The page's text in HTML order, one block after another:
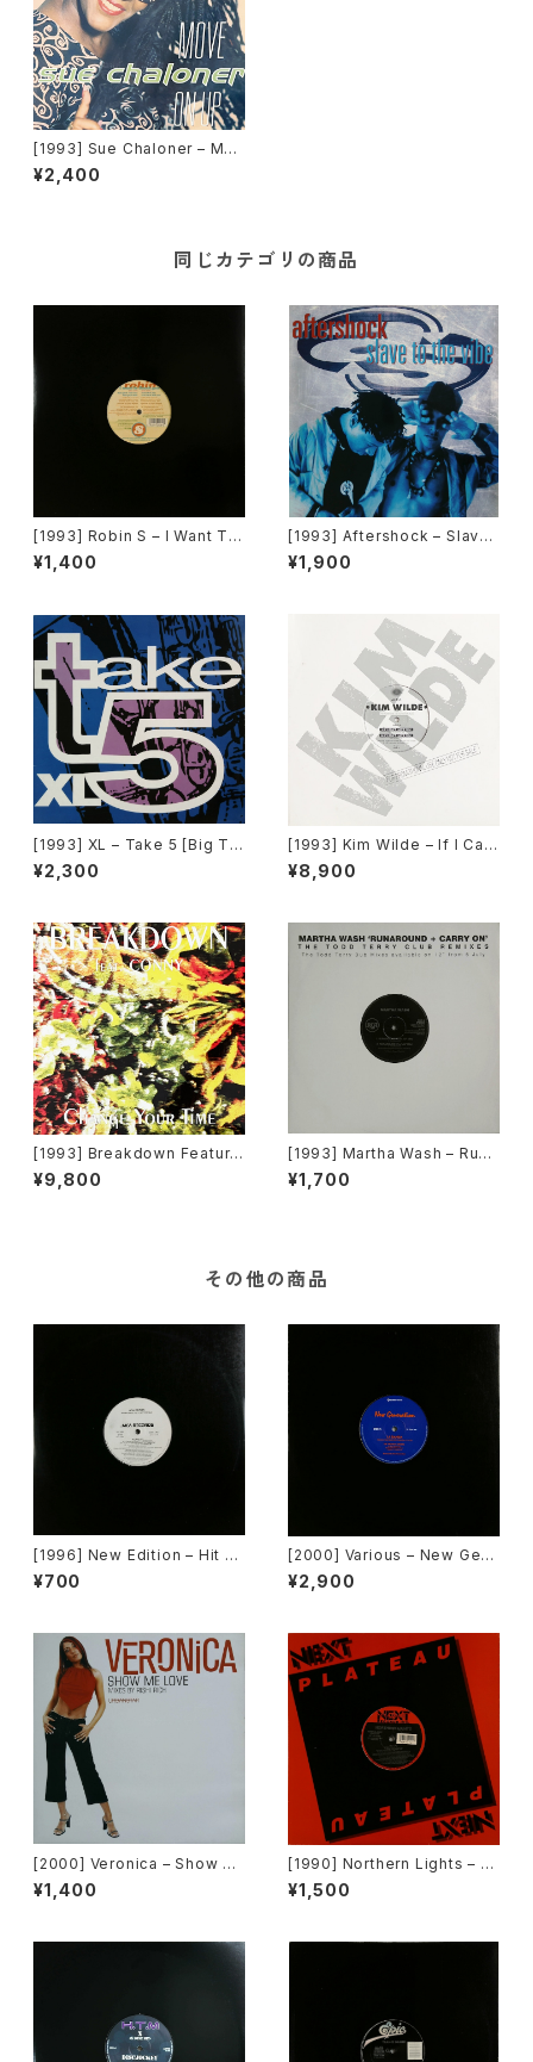
[1993] Sue Chaloner – Mov
e On Up [Pulse-8 Record
s]
¥2,400
同じカテゴリの商品
[1993] Robin S – I Want To
Thank You [Big Beat / Atla
ntic][在庫B]
¥1,400
[1993] Aftershock – Slave
To The Vibe [Virgin]
¥1,900
[1993] XL – Take 5 [Big Ti
me International]
¥2,300
[1993] Kim Wilde – If I Ca
n’t Have You [MCA Record
s][PROMO]
¥8,900
[1993] Breakdown Featurin
g Conny – Change Your Ti
me [Out]
¥9,800
[1993] Martha Wash – Runa
round + Carry On (The Tod
d Terry Club Remixes) [RC
¥1,700
その他の商品
[1996] New Edition – Hit M
e Off [MCA Records][PRO
MO]
¥700
[2000] Various – New Gen
eration / Back To The "Dis
co" ~私もDiscoへ連れていっ
¥2,900
[2000] Veronica – Show M
e Love [Urbanstar]
¥1,400
[1990] Northern Lights – J
et Lag [Next Plateau Recor
ds Inc.]
¥1,500